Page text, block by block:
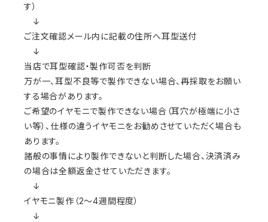
す）
↓
ご注文確認メール内に記載の住所へ耳型送付
↓
当店で耳型確認・製作可否を判断
万が一、耳型不良等で製作できない場合、再採取をお願い
する場合があります。
ご希望のイヤモニで製作できない場合（耳穴が極端に小さ
い等）、仕様の違うイヤモニをお勧めさせていただく場合も
あります。
諸般の事情により製作できないと判断した場合、決済済み
の場合は全額返金させていただきます。
↓
イヤモニ製作（2〜4週間程度）
↓